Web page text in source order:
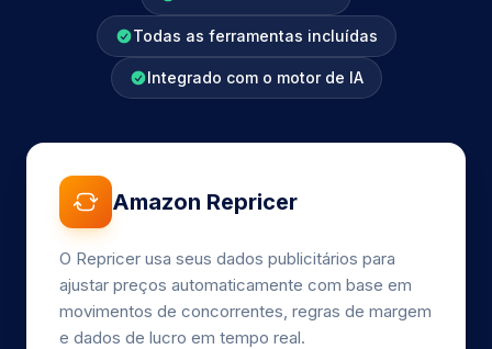
Todas as ferramentas incluídas
Integrado com o motor de IA
Amazon Repricer
O Repricer usa seus dados publicitários para
ajustar preços automaticamente com base em
movimentos de concorrentes, regras de margem
e dados de lucro em tempo real.